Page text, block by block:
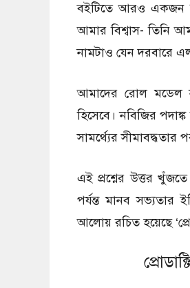
বইটিতে আরও একজন
আমার বিশ্বাস- তিনি
নামটাও যেন দরবারে
আমাদের রোল মডেল
হিসেবে। নবিজির
সামর্থ্যের
এই প্রশ্নের উত্তর
পর্যন্ত মানব সভ্যতার
আলোয় রচিত হয়েছে